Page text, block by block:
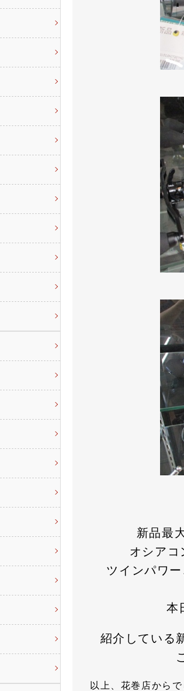
新品最
オシアコ
ツインパワ
本
紹介している
以上、花巻店からで